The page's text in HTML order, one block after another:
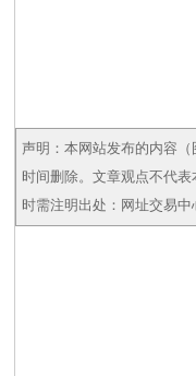
声明：本网站发布的内容
时间删除。文章观点不代
时需注明出处：网址交易中